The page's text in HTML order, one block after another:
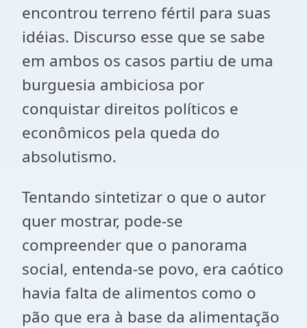
encontrou terreno fértil para suas
idéias. Discurso esse que se sabe
em ambos os casos partiu de uma
burguesia ambiciosa por
conquistar direitos políticos e
econômicos pela queda do
absolutismo.
Tentando sintetizar o que o autor
quer mostrar, pode-se
compreender que o panorama
social, entenda-se povo, era caótico
havia falta de alimentos como o
pão que era à base da alimentação